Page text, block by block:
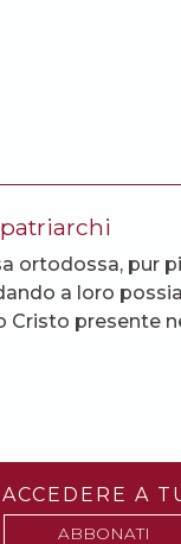
ortodossa, pur
a loro
Cristo presente
A
ABBONATI